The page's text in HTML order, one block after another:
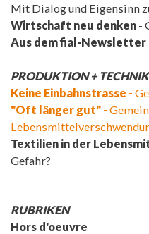
Mit Dialog und Eigensinn
Wirtschaft neu denken -
Aus dem fial-Newsletter
PRODUKTION + TECHNIK
Keine Einbahnstrasse -
"Oft länger gut" -
Textilien in der
Gefahr?
RUBRIKEN
Hors d'oeuvre